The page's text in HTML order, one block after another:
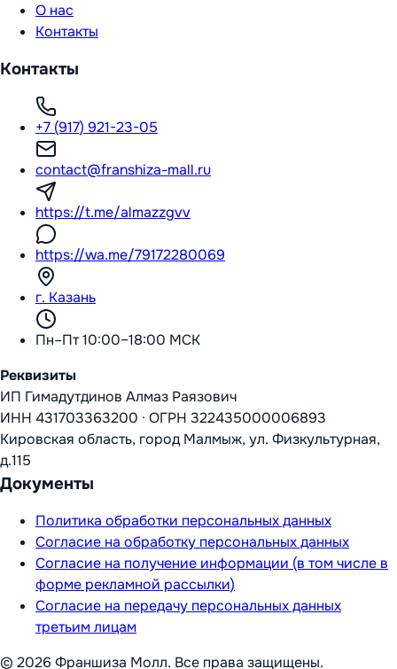
О нас
Контакты
Контакты
+7 (917) 921-23-05
contact@franshiza-mall.ru
https://t.me/almazzgvv
https://wa.me/79172280069
г. Казань
Пн–Пт 10:00–18:00 МСК
Реквизиты
ИП Гимадутдинов Алмаз Раязович
ИНН 431703363200 · ОГРН 322435000006893
Кировская область, город Малмыж, ул. Физкультурная,
д.115
Документы
Политика обработки персональных данных
Согласие на обработку персональных данных
Согласие на получение информации (в том числе в
форме рекламной рассылки)
Согласие на передачу персональных данных
третьим лицам
© 2026 Франшиза Молл. Все права защищены.